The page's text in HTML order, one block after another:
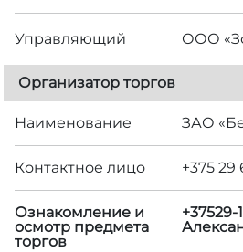
Управляющий ООО
Организатор торгов
Наименование ЗАО
Контактное лицо +375
Ознакомление и
осмотр предмета
торгов